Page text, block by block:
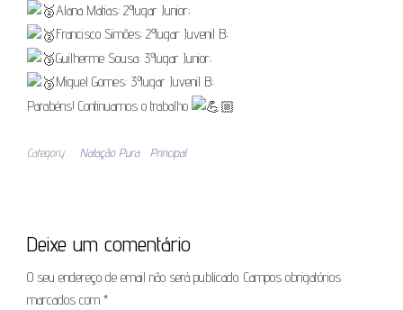
Alana Matias: 2º lugar Junior;
Francisco Simões: 2º lugar Juvenil B;
Guilherme Sousa: 3º lugar Junior;
Miguel Gomes: 3º lugar Juvenil B;
Parabéns! Continuamos o trabalho
Category Natação Pura Principal
Deixe um comentário
O seu endereço de email não será publicado. Campos obrigatórios
marcados com *